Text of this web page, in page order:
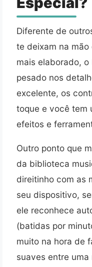
Diferente de
te deixam na
mais elaborado,
pesado nos
excelente, os
toque e você tem
efeitos e
Outro ponto que
da biblioteca
direitinho com as
seu dispositivo,
ele reconhece
(batidas por
muito na hora de
suaves entre